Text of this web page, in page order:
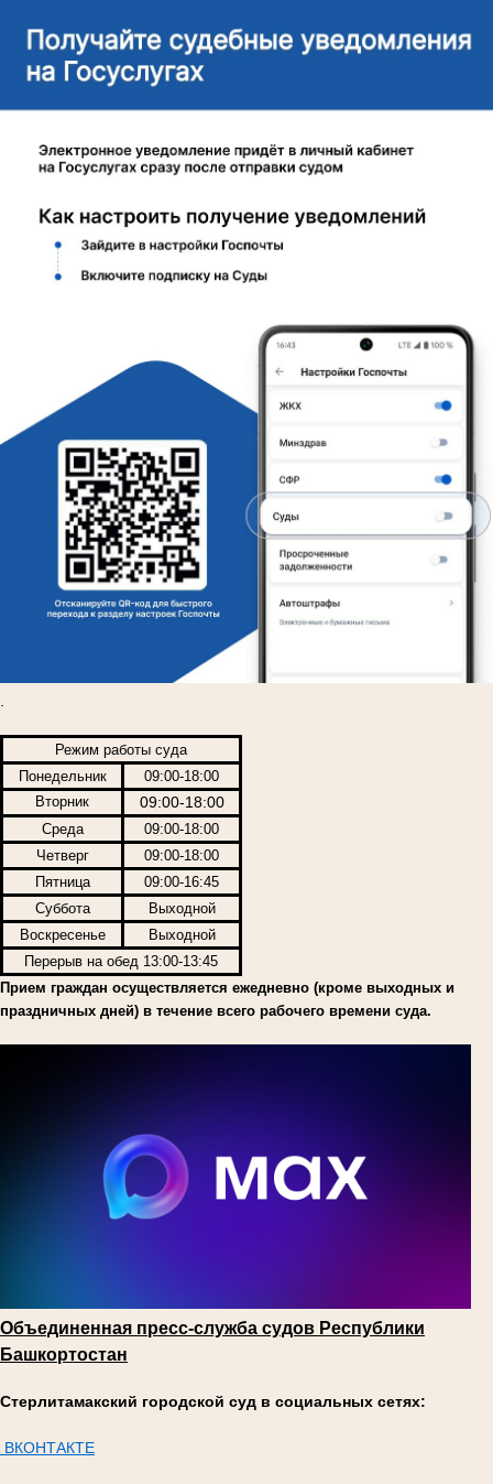
Режим работы суда
Понедельник
09:00-18:00
Вторник
09:00-18:00
Среда
09:00-18:00
Четверг
09:00-18:00
Пятница
09:00-16:45
Суббота
Выходной
Воскресенье
Выходной
Перерыв на обед 13:00-13:45
Прием граждан осуществляется ежедневно (кроме выходных и
праздничных дней) в течение всего рабочего времени суда.
Объединенная пресс-служба судов Республики
Башкортостан
Стерлитамакский городской суд в социальных сетях:
ВКОНТАКТЕ